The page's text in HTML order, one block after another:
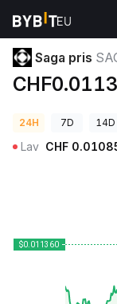
Kryptopriser
Saga pris
24H 7D 14D
Lav CHF